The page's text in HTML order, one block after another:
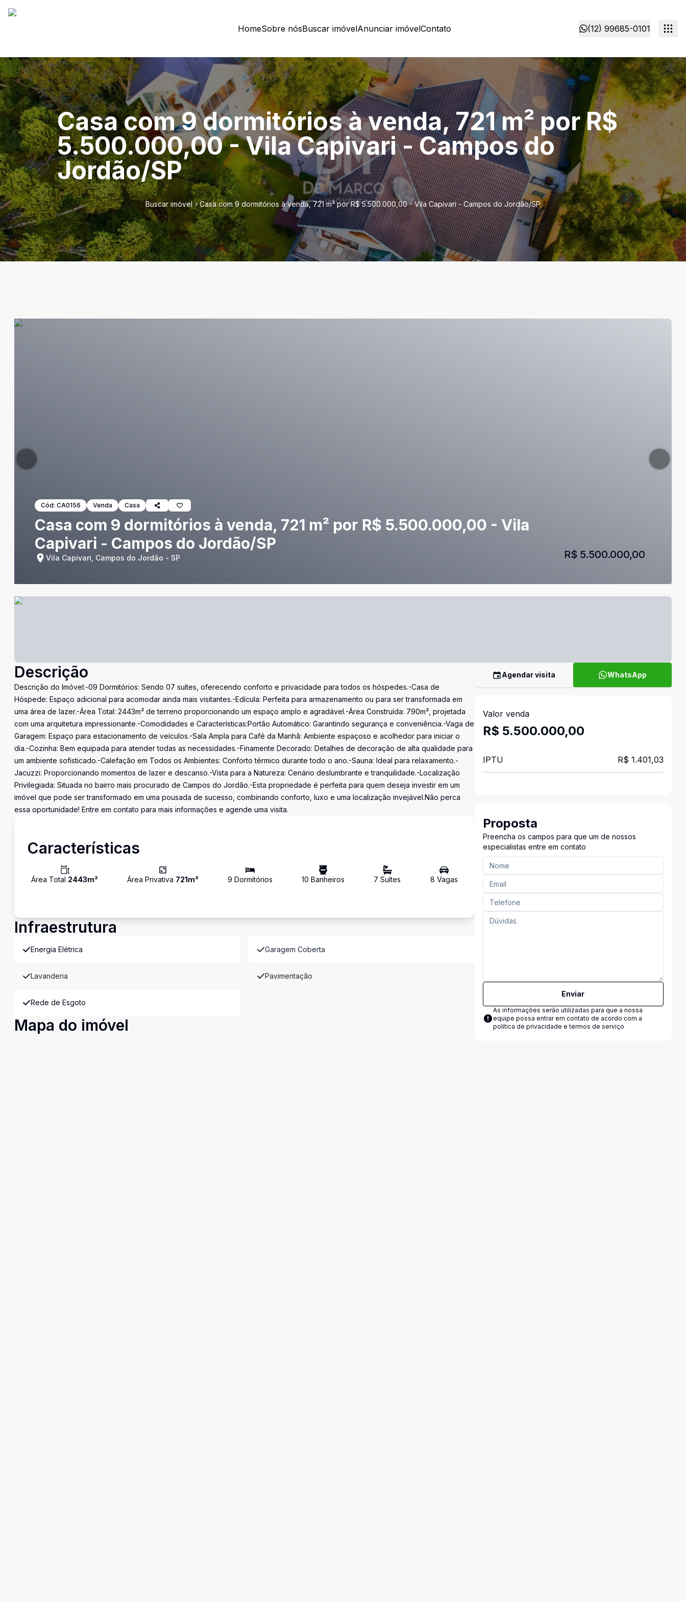
HomeSobre nósBuscar imóvelAnunciar imóvelContato (12) 99685-0101
Casa com 9 dormitórios à venda, 721 m² por R$
5.500.000,00 - Vila Capivari - Campos do
Jordão/SP
Buscar imóvel Casa com 9 dormitórios à venda, 721 m² por R$ 5.500.000,00 - Vila Capivari - Campos do Jordão/SP
Cód: CA0156 Venda Casa
Casa com 9 dormitórios à venda, 721 m² por R$ 5.500.000,00 - Vila
Capivari - Campos do Jordão/SP
Vila Capivari, Campos do Jordão - SP R$ 5.500.000,00
Descrição
Descrição do Imóvel:-09 Dormitórios: Sendo 07 suítes, oferecendo conforto e privacidade para todos os hóspedes.-Casa de
Hóspede: Espaço adicional para acomodar ainda mais visitantes.-Edícula: Perfeita para armazenamento ou para ser transformada em
uma área de lazer.-Área Total: 2443m² de terreno proporcionando um espaço amplo e agradável.-Área Construída: 790m², projetada
com uma arquitetura impressionante.-Comodidades e Características:Portão Automático: Garantindo segurança e conveniência.-Vaga de
Garagem: Espaço para estacionamento de veículos.-Sala Ampla para Café da Manhã: Ambiente espaçoso e acolhedor para iniciar o
dia.-Cozinha: Bem equipada para atender todas as necessidades.-Finamente Decorado: Detalhes de decoração de alta qualidade para
um ambiente sofisticado.-Calefação em Todos os Ambientes: Conforto térmico durante todo o ano.-Sauna: Ideal para relaxamento.-
Jacuzzi: Proporcionando momentos de lazer e descanso.-Vista para a Natureza: Cenário deslumbrante e tranquilidade.-Localização
Privilegiada: Situada no bairro mais procurado de Campos do Jordão.-Esta propriedade é perfeita para quem deseja investir em um
imóvel que pode ser transformado em uma pousada de sucesso, combinando conforto, luxo e uma localização invejável.Não perca
essa oportunidade! Entre em contato para mais informações e agende uma visita.
Características
Área Total 2443m² Área Privativa 721m² 9 Dormitórios 10 Banheiros 7 Suítes 8 Vagas
Infraestrutura
Energia Elétrica Garagem Coberta
Lavanderia Pavimentação
Rede de Esgoto
Mapa do imóvel
Agendar visita WhatsApp
Valor venda
R$ 5.500.000,00
IPTU R$ 1.401,03
Proposta
Preencha os campos para que um de nossos
especialistas entre em contato
Enviar
As informações serão utilizadas para que a nossa
equipe possa entrar em contato de acordo com a
política de privacidade e termos de serviço